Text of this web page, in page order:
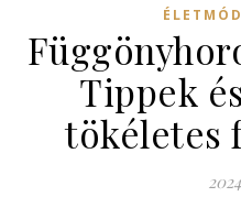
ÉLETMÓD
Tippek
tökéletes